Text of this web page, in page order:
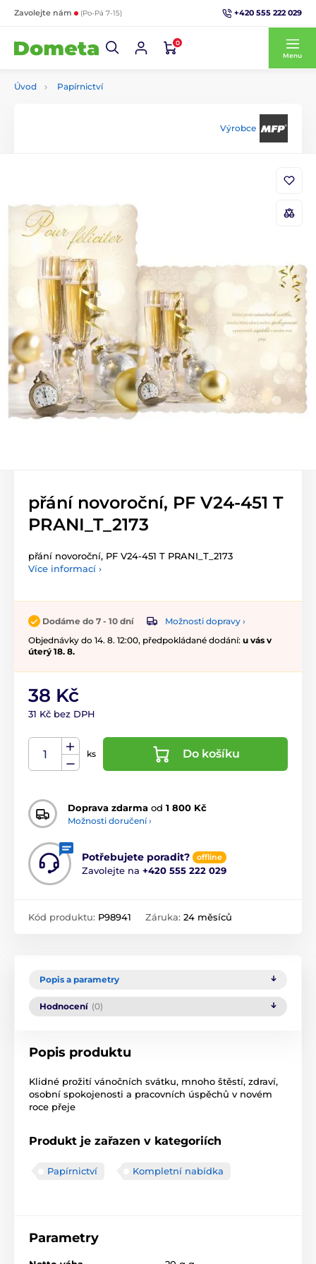
Zavolejte nám (Po-Pá 7-15) +420 555 222 029
0
Menu
Úvod Papírnictví
Výrobce
přání novoroční, PF V24-451 T
PRANI_T_2173
přání novoroční, PF V24-451 T PRANI_T_2173
Více informací ›
Dodáme do 7 - 10 dní
Možnosti dopravy ›
Objednávky do 14. 8. 12:00, předpokládané dodání: u vás v
úterý 18. 8.
38 Kč
31 Kč bez DPH
ks Do košíku
Doprava zdarma od 1 800 Kč
Možnosti doručení ›
Potřebujete poradit? offline
Zavolejte na +420 555 222 029
Kód produktu: P98941 Záruka: 24 měsíců
Popis a parametry
Hodnocení (0)
Popis produktu
Klidné prožití vánočních svátku, mnoho štěstí, zdraví,
osobní spokojenosti a pracovních úspěchů v novém
roce přeje
Produkt je zařazen v kategoriích
Papírnictví Kompletní nabídka
Parametry